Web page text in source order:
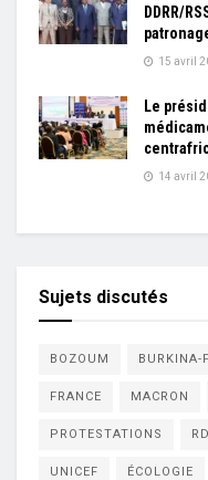
DDRR/
15 avril
Le
14 avril
Sujets discutés
BOZOUM BURKINA-
FRANCE MACRON
PROTESTATIONS
UNICEF ÉCOLOGIE